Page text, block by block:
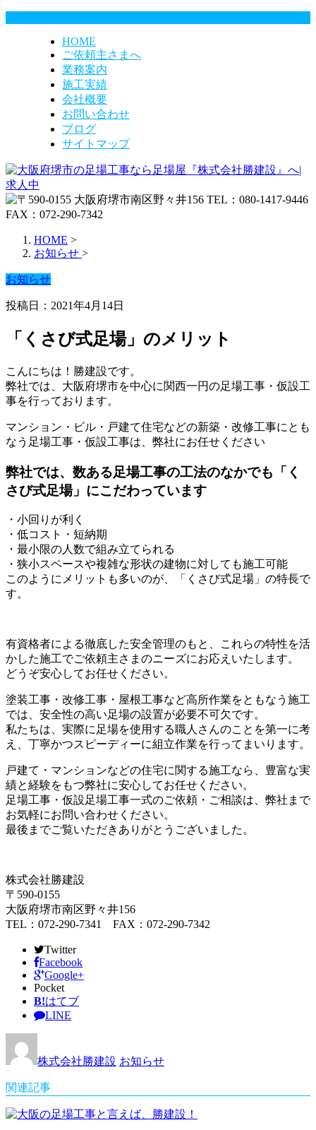
HOME
ご依頼主さまへ
業務案内
施工実績
会社概要
お問い合わせ
ブログ
サイトマップ
HOME >
お知らせ >
お知らせ
投稿日：2021年4月14日
「くさび式足場」のメリット
こんにちは！勝建設です。
弊社では、大阪府堺市を中心に関西一円の足場工事・仮設工
事を行っております。
マンション・ビル・戸建て住宅などの新築・改修工事にとも
なう足場工事・仮設工事は、弊社にお任せください
弊社では、数ある足場工事の工法のなかでも「く
さび式足場」にこだわっています
・小回りが利く
・低コスト・短納期
・最小限の人数で組み立てられる
・狭小スペースや複雑な形状の建物に対しても施工可能
このようにメリットも多いのが、「くさび式足場」の特長で
す。
有資格者による徹底した安全管理のもと、これらの特性を活
かした施工でご依頼主さまのニーズにお応えいたします。
どうぞ安心してお任せください。
塗装工事・改修工事・屋根工事など高所作業をともなう施工
では、安全性の高い足場の設置が必要不可欠です。
私たちは、実際に足場を使用する職人さんのことを第一に考
え、丁寧かつスピーディーに組立作業を行ってまいります。
戸建て・マンションなどの住宅に関する施工なら、豊富な実
績と経験をもつ弊社に安心してお任せください。
足場工事・仮設足場工事一式のご依頼・ご相談は、弊社まで
お気軽にお問い合わせください。
最後までご覧いただきありがとうございました。
株式会社勝建設
〒590-0155
大阪府堺市南区野々井156
TEL：072-290-7341 FAX：072-290-7342
Twitter
Facebook
Google+
Pocket
B!はてブ
LINE
株式会社勝建設 お知らせ
関連記事